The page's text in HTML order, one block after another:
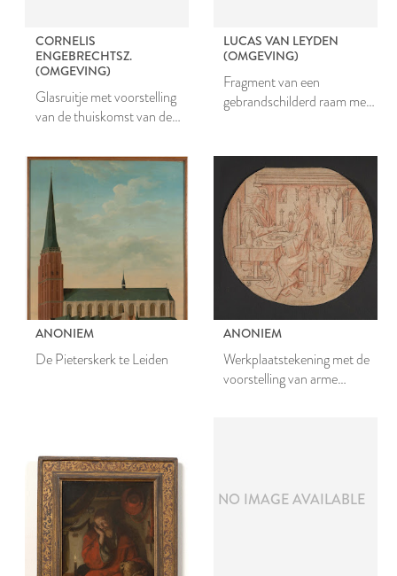
CORNELIS
ENGEBRECHTSZ.
(OMGEVING)
Glasruitje met voorstelling
van de thuiskomst van de
LUCAS VAN LEYDEN
(OMGEVING)
Fragment van een
gebrandschilderd raam met
ANONIEM
De Pieterskerk te Leiden
ANONIEM
Werkplaatstekening met de
voorstelling van arme
NO IMAGE AVAILABLE